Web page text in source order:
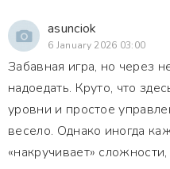
asunciok
6 January 2026 03:00
Забавная игра, но через
надоедать. Круто, что
уровни и простое
весело. Однако иногда
«накручивает»